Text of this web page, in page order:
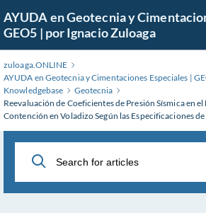
to
Content
AYUDA en Geotecnia y
GEO5 | por Ignacio Zuloaga
zuloaga.ONLINE
AYUDA en Geotecnia y Cimentaciones Especiales |
Knowledgebase
Geotecnia
Reevaluación de Coeficientes de Presión Sísmica en
Contención en Voladizo Según las Especificaciones de